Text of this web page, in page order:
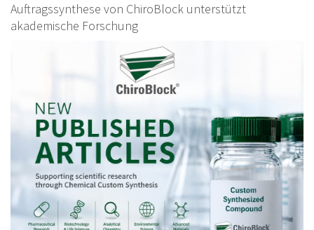
Auftragssynthese von ChiroBlock unterstützt
akademische Forschung